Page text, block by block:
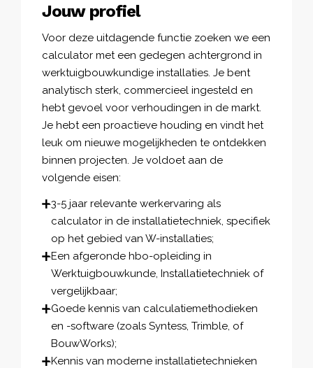
Jouw profiel
Voor deze uitdagende functie zoeken we een
calculator met een gedegen achtergrond in
werktuigbouwkundige installaties. Je bent
analytisch sterk, commercieel ingesteld en
hebt gevoel voor verhoudingen in de markt.
Je hebt een proactieve houding en vindt het
leuk om nieuwe mogelijkheden te ontdekken
binnen projecten. Je voldoet aan de
volgende eisen:
3-5 jaar relevante werkervaring als
calculator in de installatietechniek, specifiek
op het gebied van W-installaties;
Een afgeronde hbo-opleiding in
Werktuigbouwkunde, Installatietechniek of
vergelijkbaar;
Goede kennis van calculatiemethodieken
en -software (zoals Syntess, Trimble, of
BouwWorks);
Kennis van moderne installatietechnieken